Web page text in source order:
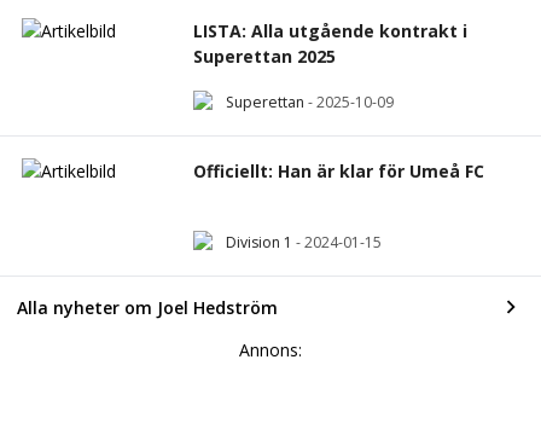
LISTA: Alla utgående kontrakt i
Superettan 2025
Superettan -2025-10-09
Officiellt: Han är klar för Umeå FC
Division 1 -2024-01-15
Alla nyheter om Joel Hedström
Annons: